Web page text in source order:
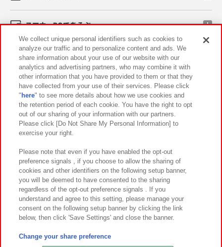
スマホ・PCであそぶ
イベント・キャンペーン
関連会社 サステナビリティ サイトポリシー
プライバシーポリシー ウェブアクセシビリティ方針と検証結果
お取引先さまとともに
カスタマーハラスメント対応方針 よくあるご質問・お問い合わせ
©Bandai Namco Amusement Inc.
©Bandai Namco Amusement Lab Inc.
We collect unique personal identifiers such as cookies to
analyze our traffic and to personalize content and ads. We
share information about your use of our website with our
analytics and advertising partners, who may combine it with
other information that you have provided to them or that they
have collected from your use of their services. Please click
" here" to see more details about how we use cookies and
the retention period of each cookie. You have the right to opt
out of our sharing of your information with our partners.
Please click [Do Not Share My Personal Information] to
exercise your right.
Please note that even if you have enabled the opt-out
preference signals , if you choose to allow the sharing of
cookies and other identifiers on the following setup banner,
you will be deemed to have consented to the sharing
regardless of the opt-out preference signals . If you
understand and agree to this setting, please manage your
consent on the following setup banner by clicking the link
below, then click 'Save Settings' and close the banner.
Change your share preference